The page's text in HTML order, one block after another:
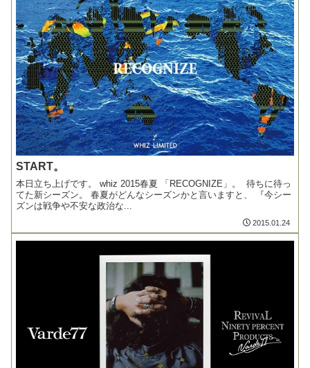
START。
本日立ち上げです。 whiz 2015春夏 「RECOGNIZE」。 待ちに待っ
てた新シーズン。 春夏がどんなシーズンかと言いますと、 『今シー
ズンは戦争や不安な政治な...
2015.01.24